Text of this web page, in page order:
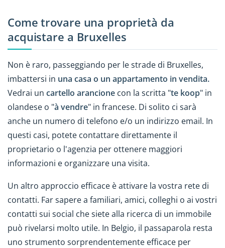
Come trovare una proprietà da
acquistare a Bruxelles
Non è raro, passeggiando per le strade di Bruxelles,
imbattersi in una casa o un appartamento in vendita.
Vedrai un cartello arancione con la scritta "te koop" in
olandese o "à vendre" in francese. Di solito ci sarà
anche un numero di telefono e/o un indirizzo email. In
questi casi, potete contattare direttamente il
proprietario o l'agenzia per ottenere maggiori
informazioni e organizzare una visita.
Un altro approccio efficace è attivare la vostra rete di
contatti. Far sapere a familiari, amici, colleghi o ai vostri
contatti sui social che siete alla ricerca di un immobile
può rivelarsi molto utile. In Belgio, il passaparola resta
uno strumento sorprendentemente efficace per